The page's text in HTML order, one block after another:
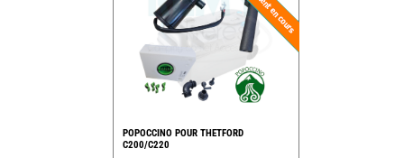
POPOCCINO POUR THETFORD
C200/C220